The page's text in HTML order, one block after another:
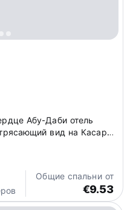
Абу-Даби отель
вид на Касар-
был всего лишь
Общие спальни от
€9.53